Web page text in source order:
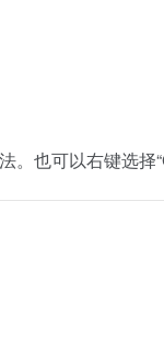
也可以右键选择